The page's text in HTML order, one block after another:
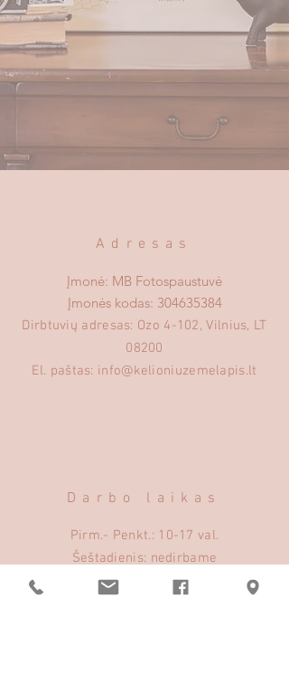
Adresas
Įmonė: MB Fotospaustuvė
Įmonės kodas: 304635384
Dirbtuvių adresas: Ozo 4-102, Vilnius, LT
08200
El. paštas: info@kelioniuzemelapis.lt
Darbo laikas
Pirm.- Penkt.: 10-17 val.
​​Šeštadienis: nedirbame
​Sekmadienis: nedirbame